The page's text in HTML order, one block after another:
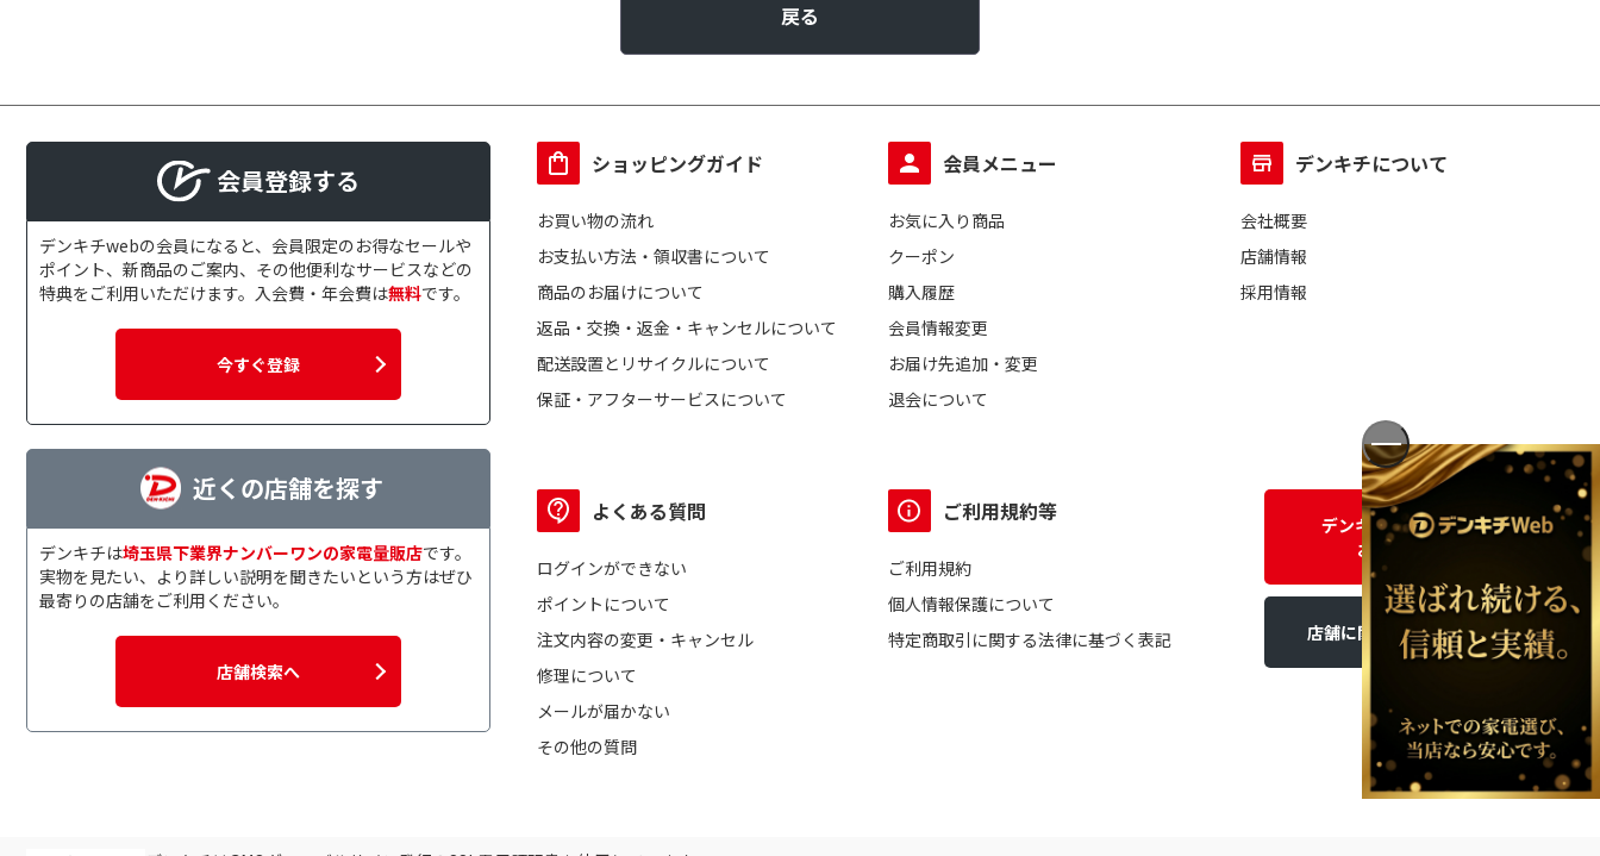
戻る
会員登録する
デンキチwebの会員になると、会員限定のお得なセールや
ポイント、新商品のご案内、その他便利なサービスなどの
特典をご利用いただけます。入会費・年会費は無料です。
今すぐ登録
近くの店舗を探す
デンキチは埼玉県下業界ナンバーワンの家電量販店です。
実物を見たい、より詳しい説明を聞きたいという方はぜひ
最寄りの店舗をご利用ください。
店舗検索へ
ショッピングガイド
お買い物の流れ
お支払い方法・領収書について
商品のお届けについて
返品・交換・返金・キャンセルについて
配送設置とリサイクルについて
保証・アフターサービスについて
会員メニュー
お気に入り商品
クーポン
購入履歴
会員情報変更
お届け先追加・変更
退会について
デンキチについて
会社概要
店舗情報
採用情報
よくある質問
ログインができない
ポイントについて
注文内容の変更・キャンセル
修理について
メールが届かない
その他の質問
ご利用規約等
ご利用規約
個人情報保護について
特定商取引に関する法律に基づく表記
デンキチWEBに関する
お問い合わせ
店舗に関するお問い合わせ